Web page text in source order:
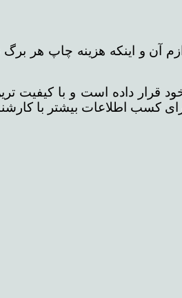
آن و اینکه هزینه چاپ هر برگ
قرار داده است و با کیفیت
کسب اطلاعات بیشتر با